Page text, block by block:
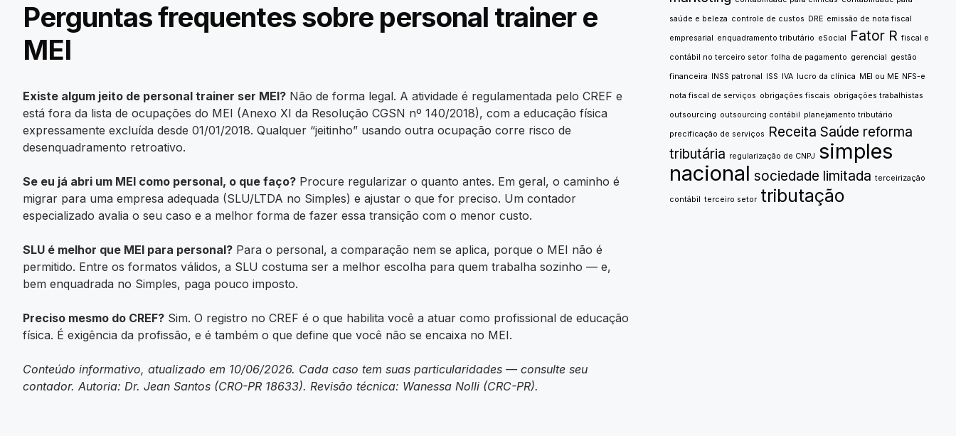
Perguntas frequentes sobre personal trainer e
MEI
Existe algum jeito de personal trainer ser MEI? Não de forma legal. A atividade é regulamentada pelo CREF e
está fora da lista de ocupações do MEI (Anexo XI da Resolução CGSN nº 140/2018), com a educação física
expressamente excluída desde 01/01/2018. Qualquer “jeitinho” usando outra ocupação corre risco de
desenquadramento retroativo.
Se eu já abri um MEI como personal, o que faço? Procure regularizar o quanto antes. Em geral, o caminho é
migrar para uma empresa adequada (SLU/LTDA no Simples) e ajustar o que for preciso. Um contador
especializado avalia o seu caso e a melhor forma de fazer essa transição com o menor custo.
SLU é melhor que MEI para personal? Para o personal, a comparação nem se aplica, porque o MEI não é
permitido. Entre os formatos válidos, a SLU costuma ser a melhor escolha para quem trabalha sozinho — e,
bem enquadrada no Simples, paga pouco imposto.
Preciso mesmo do CREF? Sim. O registro no CREF é o que habilita você a atuar como profissional de educação
física. É exigência da profissão, e é também o que define que você não se encaixa no MEI.
Conteúdo informativo, atualizado em 10/06/2026. Cada caso tem suas particularidades — consulte seu
contador. Autoria: Dr. Jean Santos (CRO-PR 18633). Revisão técnica: Wanessa Nolli (CRC-PR).
saúde e beleza controle de custos DRE emissão de nota fiscal
empresarial enquadramento tributário eSocial Fator R fiscal e
contábil no terceiro setor folha de pagamento gerencial gestão
financeira INSS patronal ISS IVA lucro da clínica MEI ou ME NFS-e
nota fiscal de serviços obrigações fiscais obrigações trabalhistas
outsourcing outsourcing contábil planejamento tributário
precificação de serviços Receita Saúde reforma
tributária regularização de CNPJ simples
nacional sociedade limitada terceirização
contábil terceiro setor tributação